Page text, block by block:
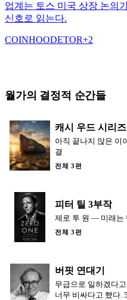
업계는 토스 미국 상장 논의
신호로 읽는다.
COINHOODETOR+2
월가의 결정적 순간들
캐시 우드 시리즈
아직 끝나지 않은 이
결
전체 3편
피터 틸 3부작
제로 투 원 — 미래는
전체 3편
버핏 연대기
무급으로 일하겠다
너무 비싸다고 했다.